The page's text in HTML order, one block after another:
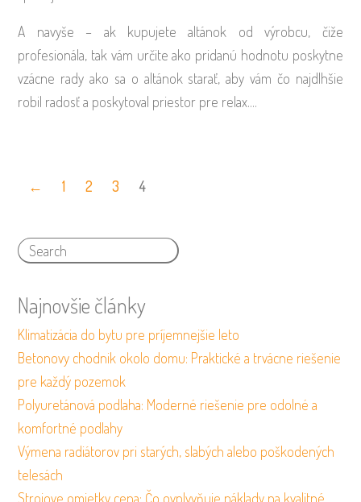
A navyše – ak kupujete altánok od výrobcu, čiže
profesionála, tak vám určite ako pridanú hodnotu poskytne
vzácne rady ako sa o altánok starať, aby vám čo najdlhšie
robil radosť a poskytoval priestor pre relax.…
← 1 2 3 4
Najnovšie články
Klimatizácia do bytu pre príjemnejšie leto
Betonovy chodnik okolo domu: Praktické a trvácne riešenie
pre každý pozemok
Polyuretánová podlaha: Moderné riešenie pre odolné a
komfortné podlahy
Výmena radiátorov pri starých, slabých alebo poškodených
telesách
Strojove omietky cena: Čo ovplyvňuje náklady na kvalitné